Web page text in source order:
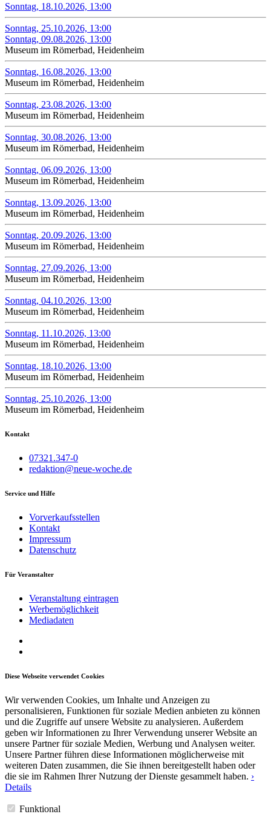
Sonntag, 18.10.2026, 13:00
Sonntag, 25.10.2026, 13:00
Sonntag, 09.08.2026, 13:00
Museum im Römerbad, Heidenheim
Sonntag, 16.08.2026, 13:00
Museum im Römerbad, Heidenheim
Sonntag, 23.08.2026, 13:00
Museum im Römerbad, Heidenheim
Sonntag, 30.08.2026, 13:00
Museum im Römerbad, Heidenheim
Sonntag, 06.09.2026, 13:00
Museum im Römerbad, Heidenheim
Sonntag, 13.09.2026, 13:00
Museum im Römerbad, Heidenheim
Sonntag, 20.09.2026, 13:00
Museum im Römerbad, Heidenheim
Sonntag, 27.09.2026, 13:00
Museum im Römerbad, Heidenheim
Sonntag, 04.10.2026, 13:00
Museum im Römerbad, Heidenheim
Sonntag, 11.10.2026, 13:00
Museum im Römerbad, Heidenheim
Sonntag, 18.10.2026, 13:00
Museum im Römerbad, Heidenheim
Sonntag, 25.10.2026, 13:00
Museum im Römerbad, Heidenheim
Kontakt
07321.347-0
redaktion@neue-woche.de
Service und Hilfe
Vorverkaufsstellen
Kontakt
Impressum
Datenschutz
Für Veranstalter
Veranstaltung eintragen
Werbemöglichkeit
Mediadaten
Diese Webseite verwendet Cookies
Wir verwenden Cookies, um Inhalte und Anzeigen zu
personalisieren, Funktionen für soziale Medien anbieten zu können
und die Zugriffe auf unsere Website zu analysieren. Außerdem
geben wir Informationen zu Ihrer Verwendung unserer Website an
unsere Partner für soziale Medien, Werbung und Analysen weiter.
Unsere Partner führen diese Informationen möglicherweise mit
weiteren Daten zusammen, die Sie ihnen bereitgestellt haben oder
die sie im Rahmen Ihrer Nutzung der Dienste gesammelt haben. ›
Details
Funktional